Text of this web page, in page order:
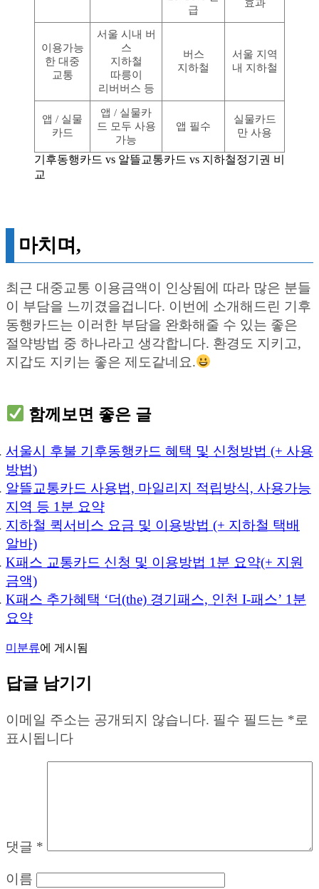
급
효과
이용가능
한 대중
교통
서울 시내 버
스
지하철
따릉이
리버버스 등
버스
지하철
서울 지역
내 지하철
앱 / 실물
카드
앱 / 실물카
드 모두 사용
가능
앱 필수
실물카드
만 사용
기후동행카드 vs 알뜰교통카드 vs 지하철정기권 비
교
마치며,
최근 대중교통 이용금액이 인상됨에 따라 많은 분들
이 부담을 느끼겼을겁니다. 이번에 소개해드린 기후
동행카드는 이러한 부담을 완화해줄 수 있는 좋은
절약방법 중 하나라고 생각합니다. 환경도 지키고,
지갑도 지키는 좋은 제도같네요.
함께보면 좋은 글
서울시 후불 기후동행카드 혜택 및 신청방법 (+ 사용
방법)
알뜰교통카드 사용법, 마일리지 적립방식, 사용가능
지역 등 1분 요약
지하철 퀵서비스 요금 및 이용방법 (+ 지하철 택배
알바)
K패스 교통카드 신청 및 이용방법 1분 요약(+ 지원
금액)
K패스 추가혜택 ‘더(the) 경기패스, 인천 I-패스’ 1분
요약
미분류에 게시됨
답글 남기기
이메일 주소는 공개되지 않습니다. 필수 필드는 *로
표시됩니다
댓글 *
이름